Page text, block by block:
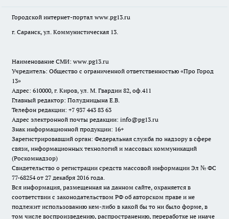
Городской интернет-портал www.pg13.ru
г. Саранск, ул. Коммунистическая 13.
Наименование СМИ: www.pg13.ru
Учредитель: Общество с ограниченной ответственностью «Про Город
13»
Адрес: 610000, г. Киров, ул. М. Гвардии 82, оф.411
Главный редактор: Полудницына Е.В.
Телефон редакции: +7 937 443 83 63
Адрес электронной почты редакции: info@pg13.ru
Знак информационной продукции: 16+
Зарегистрировавший орган: Федеральная служба по надзору в сфере
связи, информационных технологий и массовых коммуникаций
(Роскомнадзор)
Свидетельство о регистрации средств массовой информации Эл № ФС
77-68254 от 27 декабря 2016 года.
Вся информация, размещенная на данном сайте, охраняется в
соответствии с законодательством РФ об авторском праве и не
подлежит использованию кем-либо в какой бы то ни было форме, в
том числе воспроизведению, распространению, переработке не иначе